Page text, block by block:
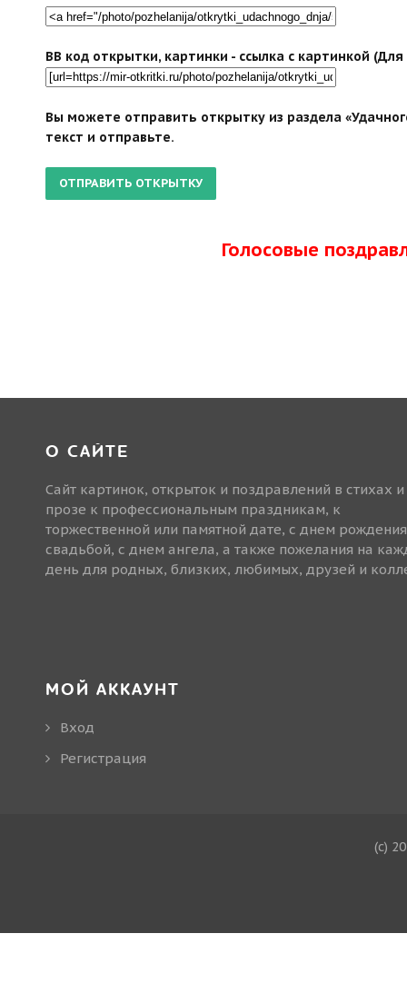
BB код открытки, картинки - ссылка с картинкой
Вы можете отправить открытку из раздела
текст и отправьте.
Голосовые
О САЙТЕ
Сайт картинок, открыток и поздравлений в стихах и
прозе к профессиональным праздникам, к
торжественной или памятной дате, с днем
свадьбой, с днем ангела, а также пожелания на
день для родных, близких, любимых, друзей и
МОЙ АККАУНТ
Вход
Регистрация
(c)